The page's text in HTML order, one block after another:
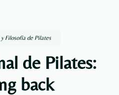
Filosofía de Pilates
de Pilates:
back